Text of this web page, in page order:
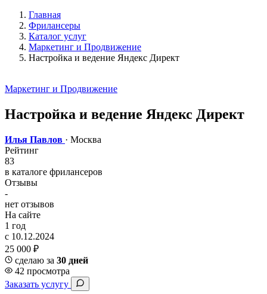
Главная
Фрилансеры
Каталог услуг
Маркетинг и Продвижение
Настройка и ведение Яндекс Директ
Маркетинг и Продвижение
Настройка и ведение Яндекс Директ
Илья Павлов · Москва
Рейтинг
83
в каталоге фрилансеров
Отзывы
-
нет отзывов
На сайте
1 год
с 10.12.2024
25 000 ₽
сделаю за 30 дней
42 просмотра
Заказать услугу